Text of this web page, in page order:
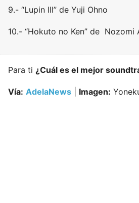
9.- “Lupin III” de Yuji Ohno
10.- “Hokuto no Ken” de Nozomi
Para ti ¿Cuál es el mejor
Vía: AdelaNews Imagen: